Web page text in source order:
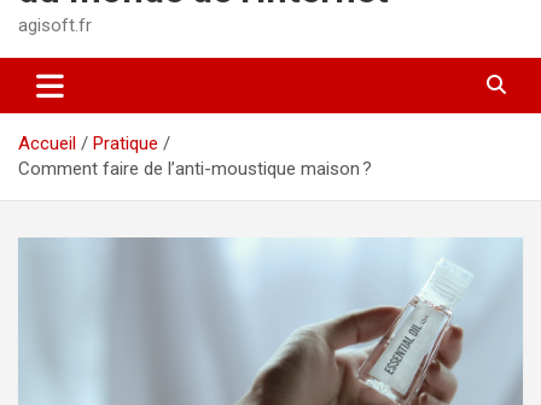
agisoft.fr
Accueil
Pratique
Comment faire de l’anti-moustique maison ?